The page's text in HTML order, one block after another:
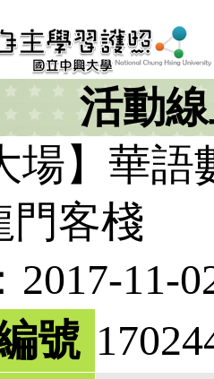
活動
場】華
門客棧
2017-11-
號